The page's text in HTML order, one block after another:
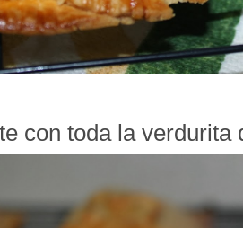
con toda la verdurita